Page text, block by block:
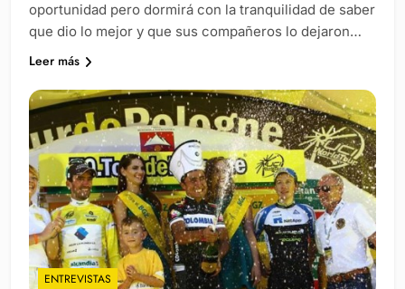
oportunidad pero dormirá con la tranquilidad de saber
que dio lo mejor y que sus compañeros lo dejaron…
Leer más
ENTREVISTAS